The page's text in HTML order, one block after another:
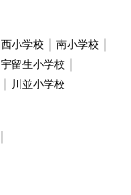
西小学校
南小学校
宇留生小学校
川並小学校